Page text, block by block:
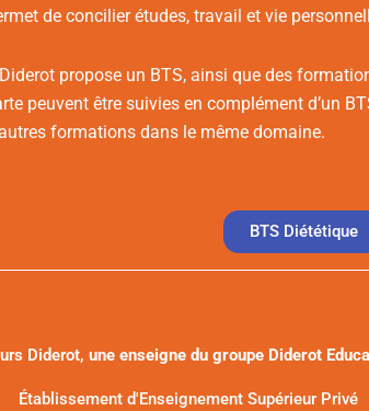
de concilier études, travail et vie
Diderot propose un BTS, ainsi que des
peuvent être suivies en complément d’un
formations dans le même domaine.
BTS Diététique
Diderot, une enseigne du groupe Diderot
Établissement d'Enseignement Supérieur Privé